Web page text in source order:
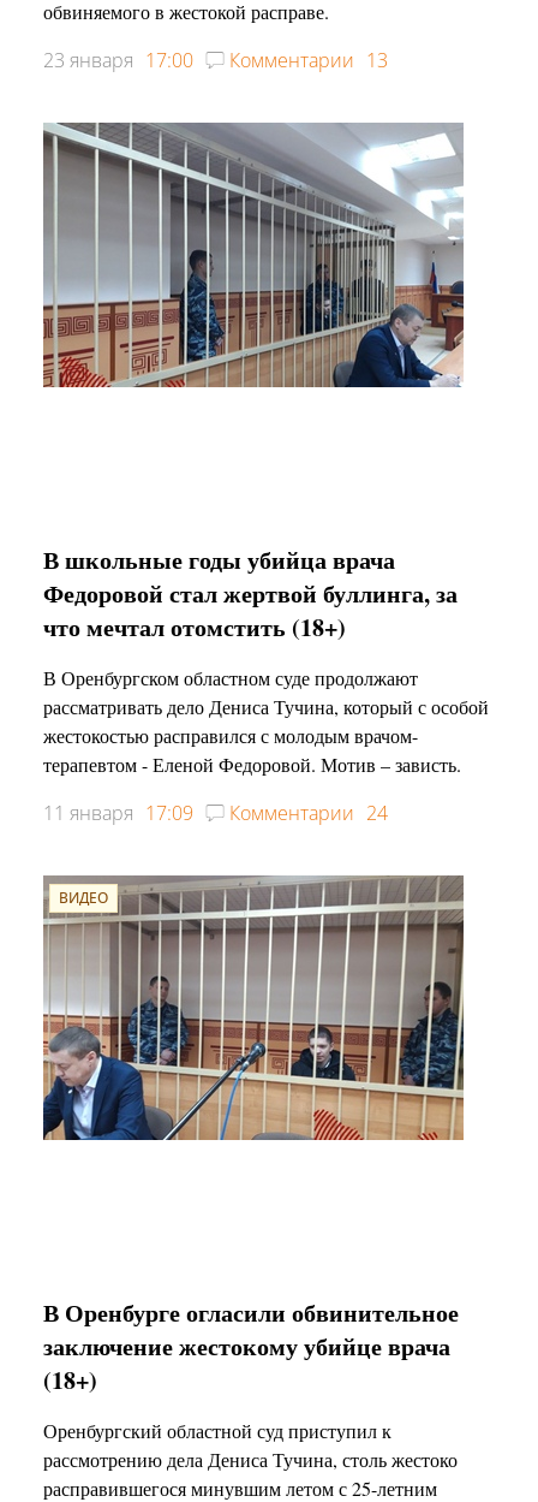
обвиняемого в жестокой расправе.
23 января 17:00 Комментарии 13
В школьные годы убийца врача
Федоровой стал жертвой буллинга, за
что мечтал отомстить (18+)
В Оренбургском областном суде продолжают
рассматривать дело Дениса Тучина, который с особой
жестокостью расправился с молодым врачом-
терапевтом - Еленой Федоровой. Мотив – зависть.
11 января 17:09 Комментарии 24
ВИДЕО
В Оренбурге огласили обвинительное
заключение жестокому убийце врача
(18+)
Оренбургский областной суд приступил к
рассмотрению дела Дениса Тучина, столь жестоко
расправившегося минувшим летом с 25-летним